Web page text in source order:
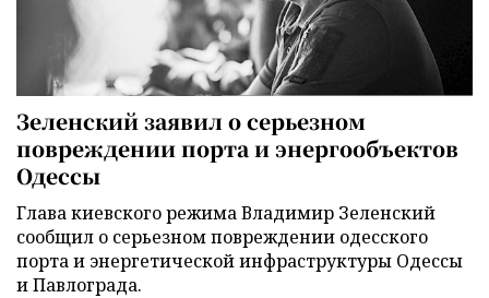
Зеленский заявил о серьезном
повреждении порта и энергообъектов
Одессы
Глава киевского режима Владимир Зеленский
сообщил о серьезном повреждении одесского
порта и энергетической инфраструктуры Одессы
и Павлограда.